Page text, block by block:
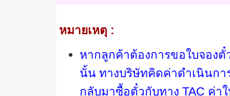
หมายเหตุ :
หากลูกค้าต้องการขอใบจองตั๋
นั้น ทางบริษัทคิดค่าดำเนินกา
กลับมาซื้อตั๋วกับทาง TAC ค่า